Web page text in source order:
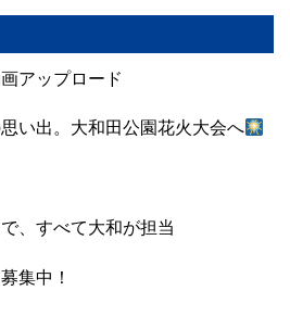
アップロード
い出。大和田公園花火大会へ
、すべて大和が担当
集中！